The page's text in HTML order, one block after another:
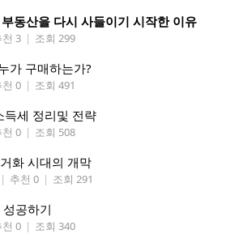
동산을 다시 사들이기 시작한 이유
천 3 | 조회 299
가 구매하는가?
천 0 | 조회 491
득세 정리및 전략
천 0 | 조회 508
화 시대의 개막
| 추천 0 | 조회 291
공하기
천 0 | 조회 340